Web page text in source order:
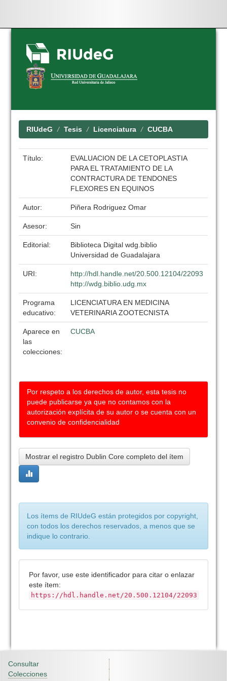
Skip
navigation
RIUdeG Tesis Licenciatura CUCBA
Título:
EVALUACION DE LA CETOPLASTIA
PARA EL TRATAMIENTO DE LA
CONTRACTURA DE TENDONES
FLEXORES EN EQUINOS
Autor: Piñera Rodriguez Omar
Asesor: Sin
Editorial:
Biblioteca Digital wdg.biblio
Universidad de Guadalajara
URI:
http://hdl.handle.net/20.500.12104/22093
http://wdg.biblio.udg.mx
Programa
educativo:
LICENCIATURA EN MEDICINA
VETERINARIA ZOOTECNISTA
Aparece en
las
colecciones:
CUCBA
Por respeto a los derechos de autor, esta tesis no
puede publicarse ya que no contamos con la
autorización explícita de su autor o se cuenta con un
convenio de confidencialidad
Mostrar el registro Dublin Core completo del ítem
Los ítems de RIUdeG están protegidos por copyright,
con todos los derechos reservados, a menos que se
indique lo contrario.
Por favor, use este identificador para citar o enlazar
este ítem:
https://hdl.handle.net/20.500.12104/22093
Consultar
Colecciones